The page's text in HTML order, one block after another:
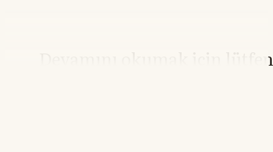
Devamını okumak için lütfen